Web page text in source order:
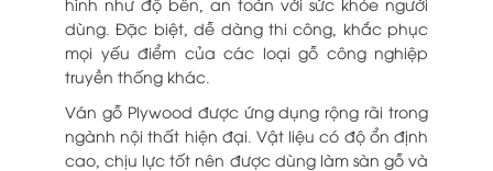
dùng. Đặc biệt, dễ dàng thi công, khắc phục
mọi yếu điểm của các loại gỗ công nghiệp
truyền thống khác.
Ván gỗ Plywood được ứng dụng rộng rãi trong
ngành nội thất hiện đại. Vật liệu có độ ổn định
cao, chịu lực tốt nên được dùng làm sàn gỗ và